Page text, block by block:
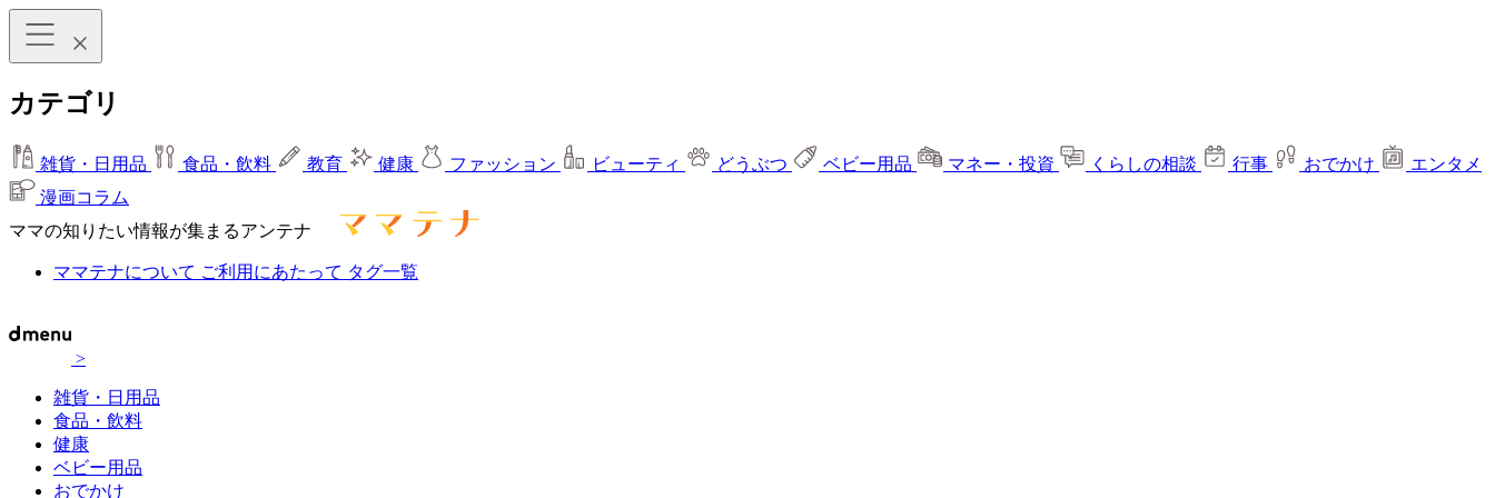
カテゴリ
雑貨・日用品 食品・飲料 教育 健康 ファッション ビューティ どうぶつ ベビー用品 マネー・投資 くらしの相談 行事 おでかけ
エンタメ
漫画コラム
ママの知りたい情報が集まるアンテナ
ママテナについて ご利用にあたって タグ一覧
>
雑貨・日用品
食品・飲料
健康
ベビー用品
おでかけ